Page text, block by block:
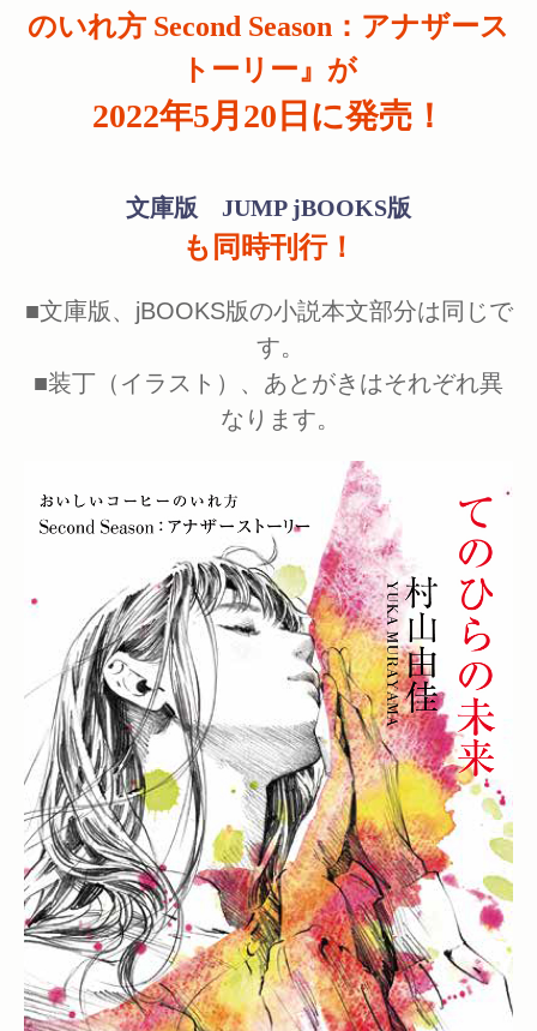
のいれ方 Second Season：アナザース
トーリー』が
2022年5月20日に発売！
文庫版 JUMP jBOOKS版
も同時刊行！
■文庫版、jBOOKS版の小説本文部分は同じで
す。
■装丁（イラスト）、あとがきはそれぞれ異
なります。